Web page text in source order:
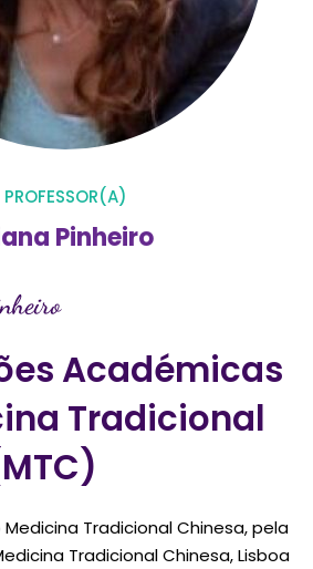
PROFESSOR(A)
Pinheiro
Académicas
Tradicional
Tradicional Chinesa, pela
Tradicional Chinesa, Lisboa